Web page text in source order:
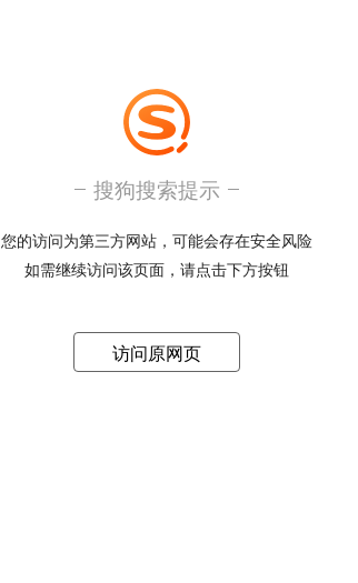
搜狗搜索提示
您的访问为第三方网站，可能会存在安全风险
如需继续访问该页面，请点击下方按钮
访问原网页